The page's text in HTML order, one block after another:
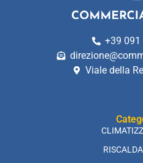
+39 091
Viale della